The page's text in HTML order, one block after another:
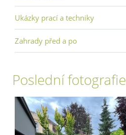
Ukázky prací a techniky
Zahrady před a po
Poslední fotografie